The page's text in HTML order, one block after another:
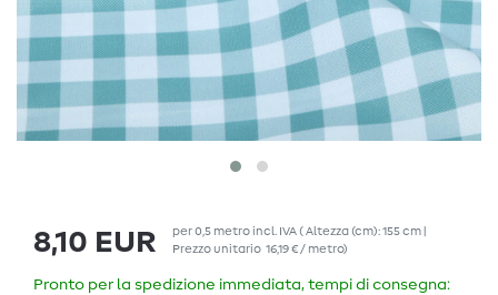
8,10 EUR per0,5 metro incl. IVA( Altezza (cm): 155 cm |
Prezzo unitario 16,19 € / metro)
Pronto per la spedizione immediata, tempi di consegna: